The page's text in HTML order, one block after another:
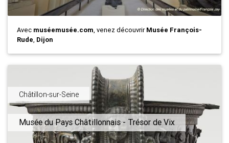
Avec muséemusée.com, venez découvrirMusée François-
Rude, Dijon
Châtillon-sur-Seine
Musée du Pays Châtillonnais - Trésor de Vix